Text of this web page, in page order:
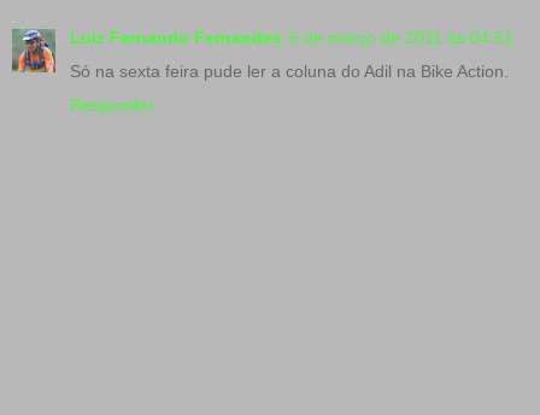
Luiz Fernando Fernandes 6 de março de 2011 às 04:51
Só na sexta feira pude ler a coluna do Adil na Bike Action.
Responder